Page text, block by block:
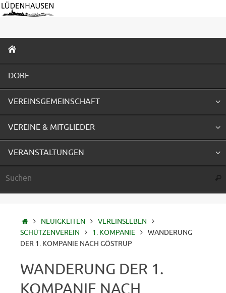
Zum
Inhalt
INHALT
SPRINGEN
DORF
VEREINSGEMEINSCHAFT
VEREINE & MITGLIEDER
VERANSTALTUNGEN
STARTSEITE
NEUIGKEITEN
VEREINSLEBEN
SCHÜTZENVEREIN
1. KOMPANIE
WANDERUNG
DER 1. KOMPANIE NACH GÖSTRUP
WANDERUNG DER 1.
KOMPANIE NACH